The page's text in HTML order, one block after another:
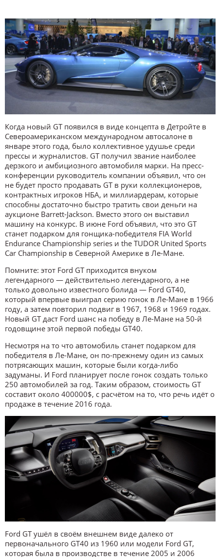
Когда новый GT появился в виде концепта в Детройте в
Североамериканском международном автосалоне в
январе этого года, было коллективное удушье среди
прессы и журналистов. GT получил звание наиболее
дерзкого и амбициозного автомобиля марки. На пресс-
конференции руководитель компании объявил, что он
не будет просто продавать GT в руки коллекционеров,
контрактных игроков НБА, и миллиардерам, которые
способны достаточно быстро тратить свои деньги на
аукционе Barrett-Jackson. Вместо этого он выставил
машину на конкурс. В июне Ford объявил, что это GT
станет подарком для гонщика-победителя FIA World
Endurance Championship series и the TUDOR United Sports
Car Championship в Северной Америке в Ле-Мане.
Помните: этот Ford GT приходится внуком
легендарного — действительно легендарного, а не
только довольно известного болида — Ford GT40,
который впервые выиграл серию гонок в Ле-Мане в 1966
году, а затем повторил подвиг в 1967, 1968 и 1969 годах.
Новый GT даст Ford шанс на победу в Ле-Мане на 50-й
годовщине этой первой победы GT40.
Несмотря на то что автомобиль станет подарком для
победителя в Ле-Мане, он по-прежнему один из самых
потрясающих машин, которые были когда-либо
задуманы. И Ford планирует после гонок создать только
250 автомобилей за год. Таким образом, стоимость GT
составит около 400000$, с расчётом на то, что речь идёт о
продаже в течение 2016 года.
Ford GT ушёл в своём внешнем виде далеко от
первоначального GT40 из 1960 или модели Ford GT,
которая была в производстве в течение 2005 и 2006